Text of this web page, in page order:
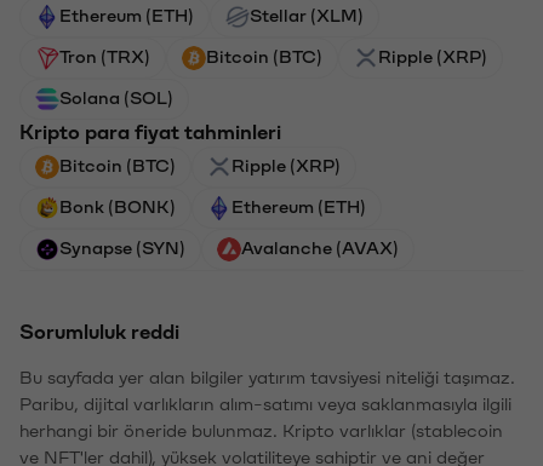
Ethereum (ETH) Stellar (XLM)
Tron (TRX) Bitcoin (BTC) Ripple (XRP)
Solana (SOL)
Kripto para fiyat tahminleri
Bitcoin (BTC) Ripple (XRP)
Bonk (BONK) Ethereum (ETH)
Synapse (SYN) Avalanche (AVAX)
Sorumluluk reddi
Bu sayfada yer alan bilgiler yatırım tavsiyesi niteliği taşımaz.
Paribu, dijital varlıkların alım-satımı veya saklanmasıyla ilgili
herhangi bir öneride bulunmaz. Kripto varlıklar (stablecoin
ve NFT'ler dahil), yüksek volatiliteye sahiptir ve ani değer